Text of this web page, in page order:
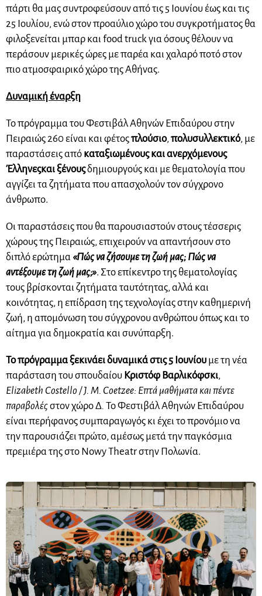
πάρτι θα μας συντροφεύσουν από τις 5 Ιουνίου έως και τις
25 Ιουλίου, ενώ στον προαύλιο χώρο του συγκροτήματος θα
φιλοξενείται μπαρ και food truck για όσους θέλουν να
περάσουν μερικές ώρες με παρέα και χαλαρό ποτό στον
πιο ατμοσφαιρικό χώρο της Αθήνας.
Δυναμική έναρξη
Το πρόγραμμα του Φεστιβάλ Αθηνών Επιδαύρου στην
Πειραιώς 260 είναι και φέτοςπλούσιο,πολυσυλλεκτικό, με
παραστάσεις από καταξιωμένους και ανερχόμενους
Έλληνεςκαι ξένουςδημιουργούς και με θεματολογία που
αγγίζει τα ζητήματα που απασχολούν τον σύγχρονο
άνθρωπο.
Οι παραστάσεις που θα παρουσιαστούν στους τέσσερις
χώρους της Πειραιώς, επιχειρούν να απαντήσουν στο
διπλό ερώτημα «Πώς να ζήσουμε τη ζωή μας; Πώς να
αντέξουμε τη ζωή μας;». Στο επίκεντρο της θεματολογίας
τους βρίσκονται ζητήματα ταυτότητας, αλλά και
κοινότητας, η επίδραση της τεχνολογίας στην καθημερινή
ζωή, η απομόνωση του σύγχρονου ανθρώπου όπως και το
αίτημα για δημοκρατία και συνύπαρξη.
Το πρόγραμμα ξεκινάει δυναμικά στις 5 Ιουνίου με τη νέα
παράσταση του σπουδαίου Κριστόφ Βαρλικόφσκι,
Elizabeth Costello / J. M. Coetzee: Επτά μαθήματα και πέντε
παραβολέςστον χώρο Δ. Το Φεστιβάλ Αθηνών Επιδαύρου
είναι περήφανος συμπαραγωγός κι έχει το προνόμιο να
την παρουσιάζει πρώτο, αμέσως μετά την παγκόσμια
πρεμιέρα της στο Nowy Theatr στην Πολωνία.